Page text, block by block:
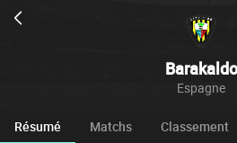
Barakaldo
Espagne
Résumé Matchs Classement